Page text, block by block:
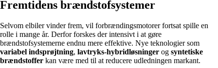
Fremtidens brændstofsystemer
Selvom elbiler vinder frem, vil forbrændingsmotorer fortsat spille en
rolle i mange år. Derfor forskes der intensivt i at gøre
brændstofsystemerne endnu mere effektive. Nye teknologier som
variabel indsprøjtning, lavtryks-hybridløsninger og syntetiske
brændstoffer kan være med til at reducere udledningen markant.